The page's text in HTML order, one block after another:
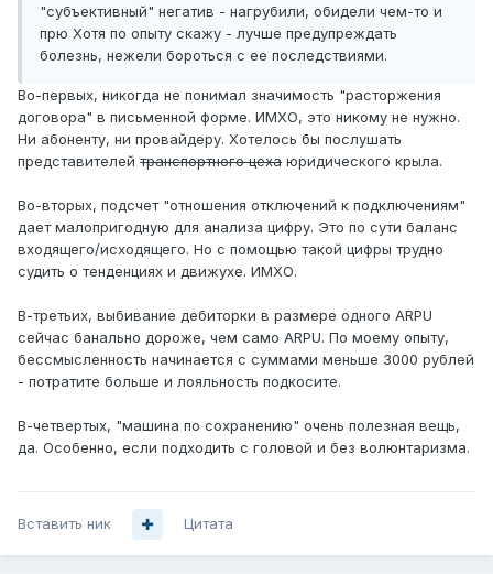
"субъективный" негатив - нагрубили, обидели чем-то и
прю Хотя по опыту скажу - лучше предупреждать
болезнь, нежели бороться с ее последствиями.
Во-первых, никогда не понимал значимость "расторжения
договора" в письменной форме. ИМХО, это никому не нужно.
Ни абоненту, ни провайдеру. Хотелось бы послушать
представителей транспортного цеха юридического крыла.
Во-вторых, подсчет "отношения отключений к подключениям"
дает малопригодную для анализа цифру. Это по сути баланс
входящего/исходящего. Но с помощью такой цифры трудно
судить о тенденциях и движухе. ИМХО.
В-третьих, выбивание дебиторки в размере одного ARPU
сейчас банально дороже, чем само ARPU. По моему опыту,
бессмысленность начинается с суммами меньше 3000 рублей
- потратите больше и лояльность подкосите.
В-четвертых, "машина по сохранению" очень полезная вещь,
да. Особенно, если подходить с головой и без волюнтаризма.
Вставить ник Цитата